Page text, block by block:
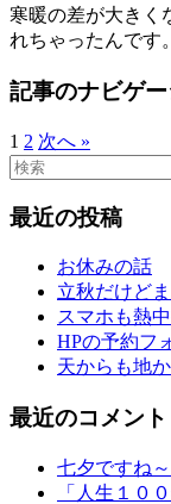
寒暖の差が大きく
れちゃったんです。
記事のナビゲ
1 2 次へ »
最近の投稿
お休みの話
立秋だけど
スマホも熱
HPの予約フ
天からも地
最近のコメント
七夕ですね
「人生１０